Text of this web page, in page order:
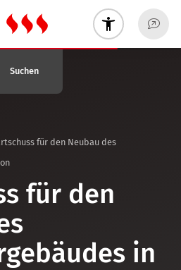
Suchen
für den Neubau des
für den
in